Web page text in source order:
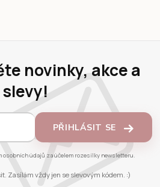
novinky, akce a
slevy!
PŘIHLÁSIT SE
osobních údajů za účelem rozesílky newsletteru.
Zasílám vždy jen se slevovým kódem. :)